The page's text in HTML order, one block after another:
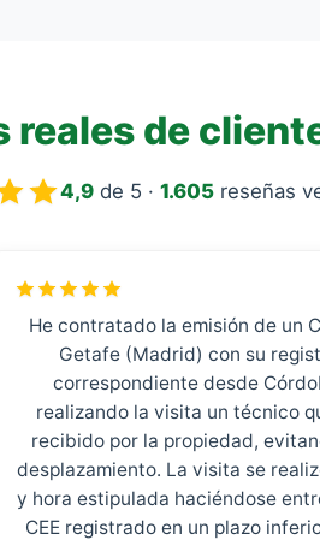
reales de
4,9 de 5 · 1.605 reseñas
He contratado la emisión de un
Getafe (Madrid) con su
correspondiente desde
realizando la visita un técnico
recibido por la propiedad,
desplazamiento. La visita se
y hora estipulada haciéndose
CEE registrado en un plazo